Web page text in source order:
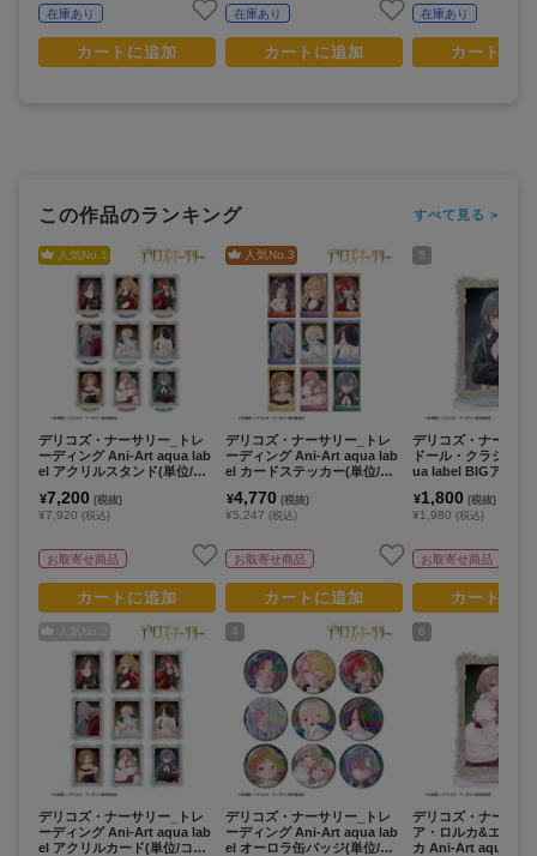
在庫あり
カートに追加
在庫あり
カートに追加
在庫あり
カートに
この作品のランキング すべて見る >
人気No.1
デリコズ・ナーサリー_トレ
ーディング Ani-Art aqua lab
el アクリルスタンド(単位/コ
ック入り】
¥7,200 (税抜)
¥7,920 (税込)
お取寄せ商品
カートに追加
人気No. 2
デリコズ・ナーサリー_トレ
ーディング Ani-Art aqua lab
el アクリルカード(単位/コン
人気No.3
デリコズ・ナーサリー_トレ
ーディング Ani-Art aqua lab
el カードステッカー(単位/コ
ック入り】
¥4,770 (税抜)
¥5,247 (税込)
お取寄せ商品
カートに追加
4
デリコズ・ナーサリー_トレ
ーディング Ani-Art aqua lab
el オーロラ缶バッジ(単位/コ
5
デリコズ・ナーサリ
ドール・クラシコ
ua label BIGアクリ
¥1,800 (税抜)
¥1,980 (税込)
お取寄せ商品
カートに
6
デリコズ・ナーサリ
ア・ロルカ&エレー
カ Ani-Art aqua